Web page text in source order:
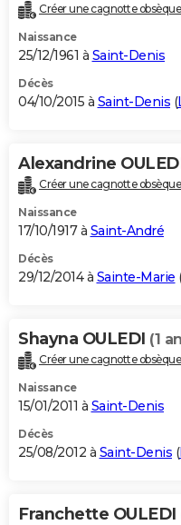
Créer une cagnotte
Naissance
25/12/1961 à Saint-Denis
Décès
04/10/2015 à Saint-Denis (
Alexandrine
Créer une cagnotte
Naissance
17/10/1917 à Saint-André
Décès
29/12/2014 à Sainte-Marie
Shayna OULEDI (1
Créer une cagnotte
Naissance
15/01/2011 à Saint-Denis
Décès
25/08/2012 à Saint-Denis (
Franchette OULEDI